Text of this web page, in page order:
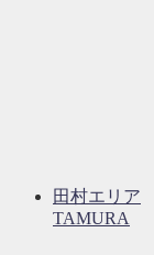
田村エリア
TAMURA